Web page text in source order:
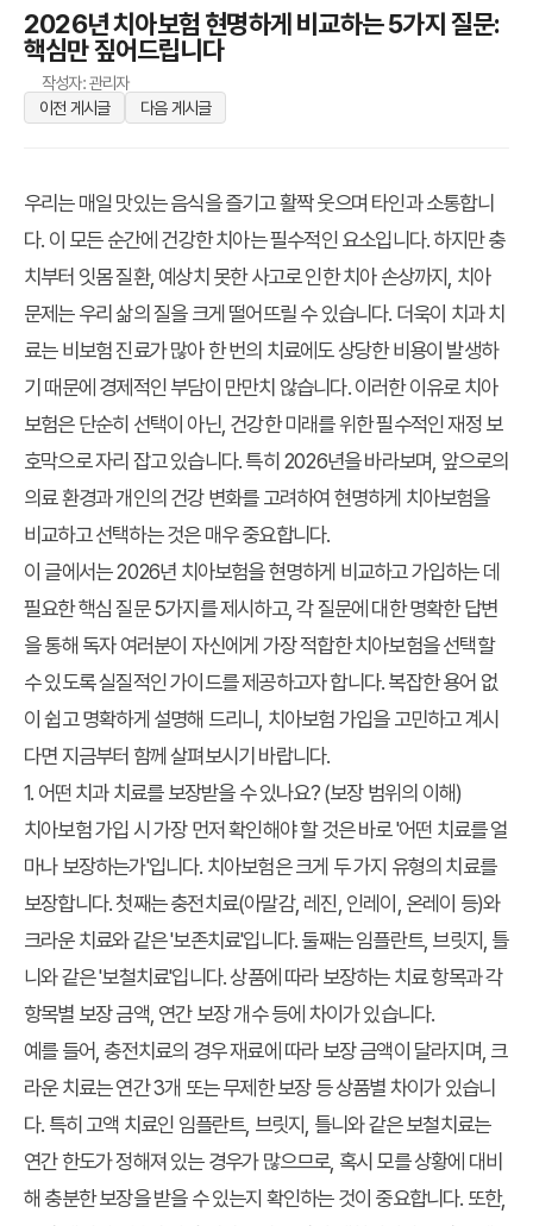
2026년 치아보험 현명하게 비교하는 5가지 질문:
핵심만 짚어드립니다
작성자: 관리자
이전 게시글
다음 게시글
우리는 매일 맛있는 음식을 즐기고 활짝 웃으며 타인과 소통합니
다. 이 모든 순간에 건강한 치아는 필수적인 요소입니다. 하지만 충
치부터 잇몸 질환, 예상치 못한 사고로 인한 치아 손상까지, 치아
문제는 우리 삶의 질을 크게 떨어뜨릴 수 있습니다. 더욱이 치과 치
료는 비보험 진료가 많아 한 번의 치료에도 상당한 비용이 발생하
기 때문에 경제적인 부담이 만만치 않습니다. 이러한 이유로 치아
보험은 단순히 선택이 아닌, 건강한 미래를 위한 필수적인 재정 보
호막으로 자리 잡고 있습니다. 특히 2026년을 바라보며, 앞으로의
의료 환경과 개인의 건강 변화를 고려하여 현명하게 치아보험을
비교하고 선택하는 것은 매우 중요합니다.
이 글에서는 2026년 치아보험을 현명하게 비교하고 가입하는 데
필요한 핵심 질문 5가지를 제시하고, 각 질문에 대한 명확한 답변
을 통해 독자 여러분이 자신에게 가장 적합한 치아보험을 선택할
수 있도록 실질적인 가이드를 제공하고자 합니다. 복잡한 용어 없
이 쉽고 명확하게 설명해 드리니, 치아보험 가입을 고민하고 계시
다면 지금부터 함께 살펴보시기 바랍니다.
1. 어떤 치과 치료를 보장받을 수 있나요? (보장 범위의 이해)
치아보험 가입 시 가장 먼저 확인해야 할 것은 바로 '어떤 치료를 얼
마나 보장하는가'입니다. 치아보험은 크게 두 가지 유형의 치료를
보장합니다. 첫째는 충전치료(아말감, 레진, 인레이, 온레이 등)와
크라운 치료와 같은 '보존치료'입니다. 둘째는 임플란트, 브릿지, 틀
니와 같은 '보철치료'입니다. 상품에 따라 보장하는 치료 항목과 각
항목별 보장 금액, 연간 보장 개수 등에 차이가 있습니다.
예를 들어, 충전치료의 경우 재료에 따라 보장 금액이 달라지며, 크
라운 치료는 연간 3개 또는 무제한 보장 등 상품별 차이가 있습니
다. 특히 고액 치료인 임플란트, 브릿지, 틀니와 같은 보철치료는
연간 한도가 정해져 있는 경우가 많으므로, 혹시 모를 상황에 대비
해 충분한 보장을 받을 수 있는지 확인하는 것이 중요합니다. 또한,